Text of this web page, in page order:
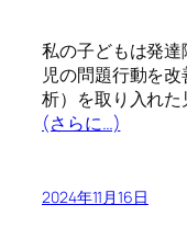
私の子どもは発
児の問題行動を
析）を取り入れた
(さらに…)
2024年11月16日